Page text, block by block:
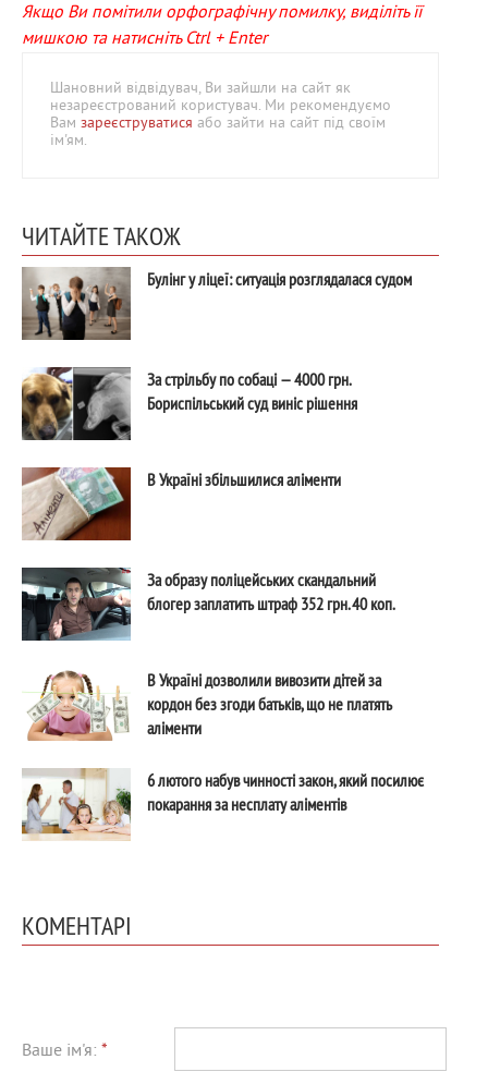
Якщо Ви помітили орфографічну помилку, виділіть її
мишкою та натисніть Ctrl + Enter
Шановний відвідувач, Ви зайшли на сайт як
незареєстрований користувач. Ми рекомендуємо
Вам зареєструватися або зайти на сайт під своїм
ім'ям.
ЧИТАЙТЕ ТАКОЖ
Булінг у ліцеї: ситуація розглядалася судом
За стрільбу по собаці — 4000 грн.
Бориспільський суд виніс рішення
В Україні збільшилися аліменти
За образу поліцейських скандальний
блогер заплатить штраф 352 грн. 40 коп.
В Україні дозволили вивозити дітей за
кордон без згоди батьків, що не платять
аліменти
6 лютого набув чинності закон, який посилює
покарання за несплату аліментів
КОМЕНТАРІ
Ваше ім'я: *